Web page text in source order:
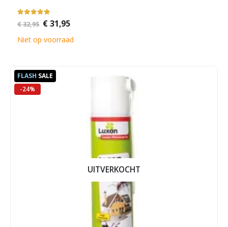
out of 5
€32,95 Oorspronkelijke
prijs
was:
€ 32,95.
€31,95Huidige
is:
€ 31,95.
Niet op voorraad
FLASH SALE
-24%
UITVERKOCHT